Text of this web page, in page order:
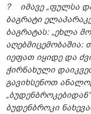
? იმავე „ფულსა
ბაგრატი
ბაგრატას: „ეხლა
იეფათ იყიდე და
ჭირნახული
გავიხსენოთ
ბუდენბროკი